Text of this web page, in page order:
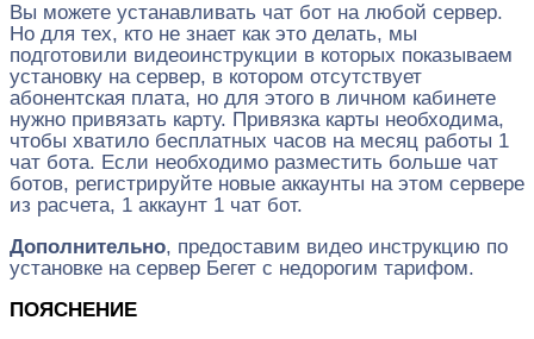
Вы можете устанавливать чат бот на любой сервер.
Но для тех, кто не знает как это делать, мы
подготовили видеоинструкции в которых показываем
установку на сервер, в котором отсутствует
абонентская плата, но для этого в личном кабинете
нужно привязать карту. Привязка карты необходима,
чтобы хватило бесплатных часов на месяц работы 1
чат бота. Если необходимо разместить больше чат
ботов, регистрируйте новые аккаунты на этом сервере
из расчета, 1 аккаунт 1 чат бот.
Дополнительно, предоставим видео инструкцию по
установке на сервер Бегет с недорогим тарифом.
ПОЯСНЕНИЕ